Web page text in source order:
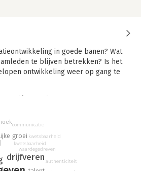
in goede banen? Wat
te blijven betrekken? Is het
ontwikkeling weer op gang te
je tegenkomt als jouw organisatie in
hulpbronnen, voorbeeldcasussen en
wat je nodig hebt om van
te gaan.
spreker en inspirator en ik neem
drijfveren
groei
kwetsbaarheid
waardegedreven
communicatie
kwetsbaarheid
authenticiteit